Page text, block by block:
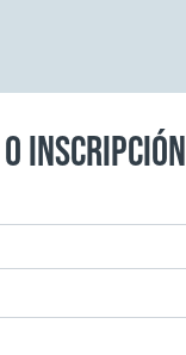
INSCRIPCIÓN